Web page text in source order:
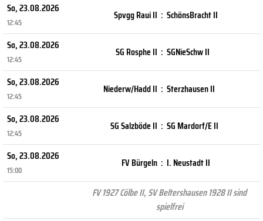
So, 23.08.2026
12:45
Spvgg Raui II : SchönsBracht II
So, 23.08.2026
12:45
SG Rosphe II : SGNieSchw II
So, 23.08.2026
12:45
Niederw/Hadd II : Sterzhausen II
So, 23.08.2026
12:45
SG Salzböde II : SG Mardorf/E II
So, 23.08.2026
15:00
FV Bürgeln : I. Neustadt II
FV 1927 Cölbe II, SV Beltershausen 1928 II sind
spielfrei